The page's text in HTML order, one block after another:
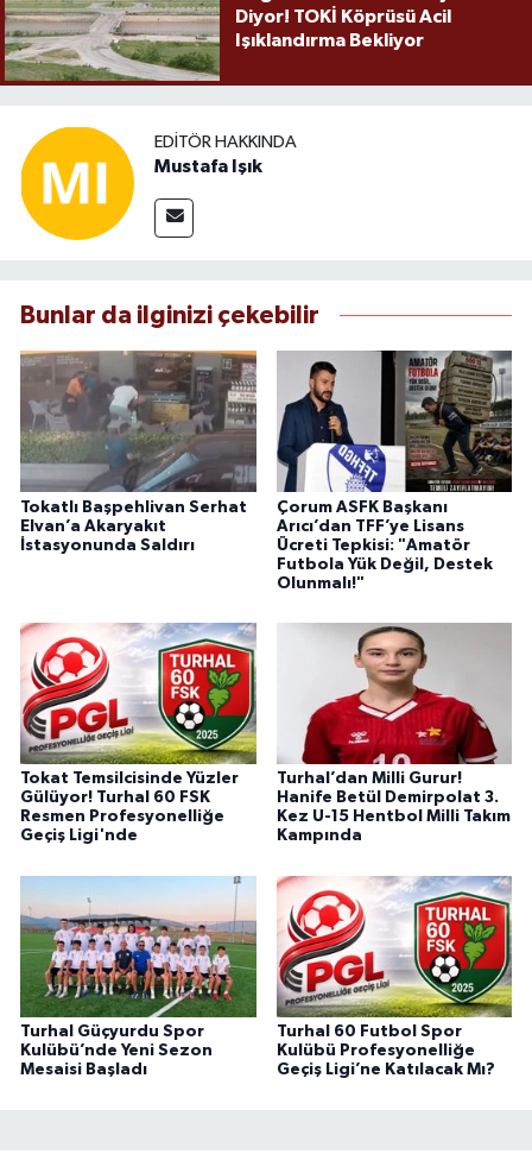
Diyor! TOKİ Köprüsü Acil
Işıklandırma Bekliyor
EDITÖR HAKKINDA
Mustafa Işık
Bunlar da ilginizi çekebilir
Tokatlı Başpehlivan Serhat
Elvan’a Akaryakıt
İstasyonunda Saldırı
Çorum ASFK Başkanı
Arıcı’dan TFF’ye Lisans
Ücreti Tepkisi: "Amatör
Futbola Yük Değil, Destek
Olunmalı!"
Tokat Temsilcisinde Yüzler
Gülüyor! Turhal 60 FSK
Resmen Profesyonelliğe
Geçiş Ligi'nde
Turhal’dan Milli Gurur!
Hanife Betül Demirpolat 3.
Kez U-15 Hentbol Milli Takım
Kampında
Turhal Güçyurdu Spor
Kulübü’nde Yeni Sezon
Mesaisi Başladı
Turhal 60 Futbol Spor
Kulübü Profesyonelliğe
Geçiş Ligi’ne Katılacak Mı?